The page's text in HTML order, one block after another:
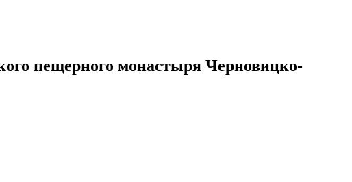
пещерного монастыря Черновицко-